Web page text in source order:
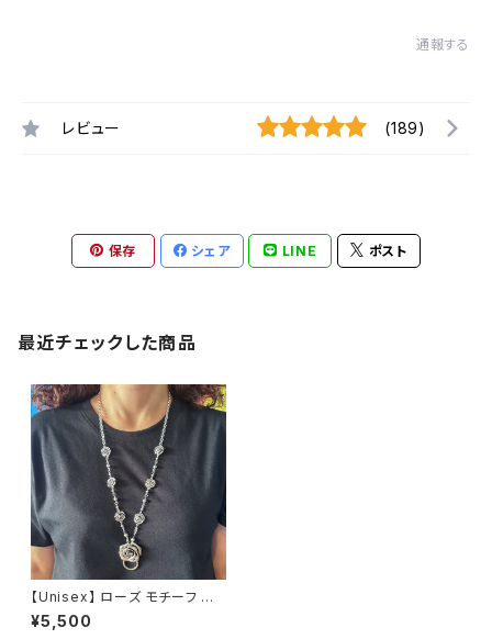
通報する
レビュー (189)
保存 シェア LINE ポスト
最近チェックした商品
【Unisex】 ローズ モチーフ シ
ルバーカラー チャーム ネックレ
ス / 古着 アクセサリー バラ 薔
¥5,500